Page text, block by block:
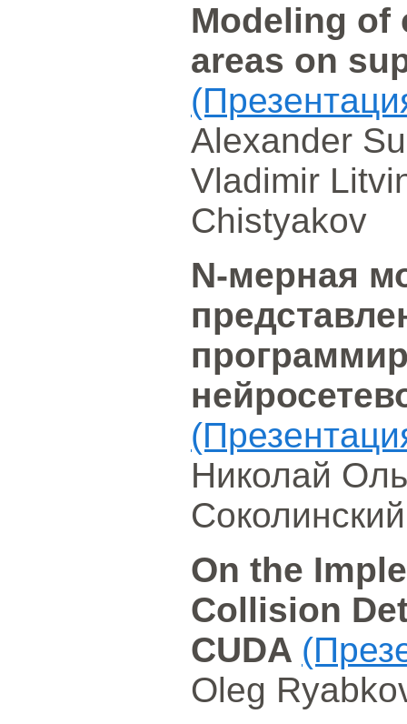
Modeling of
areas on
Alexander
Vladimir
Chistyakov
N-мерная
Николай
Соколинский
On the
Collision
CUDA
Oleg